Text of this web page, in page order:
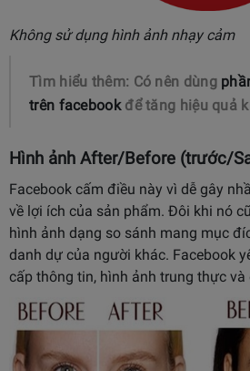
Không sử dụng hình ảnh nhạy cảm
Tìm hiểu thêm: Có nên dùng
trên facebookđể tăng hiệu quả
Hình ảnh After/Before (trước/
Facebook cấm điều này vì dễ gây
về lợi ích của sản phẩm. Đôi khi nó
hình ảnh dạng so sánh mang mục
danh dự của người khác. Facebook
cấp thông tin, hình ảnh trung thực và